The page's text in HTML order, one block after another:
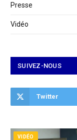
Presse
Vidéo
SUIVEZ-NOUS
Twitter
VIDÉO